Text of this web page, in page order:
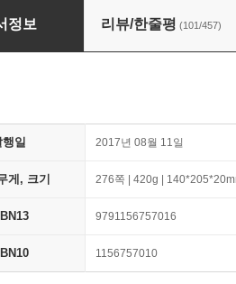
명박 추격기
정보 리뷰/한줄평 (101/457)
행일 2017년 08월 11일
게, 크기 276쪽 | 420g |
9791156757016
1156757010